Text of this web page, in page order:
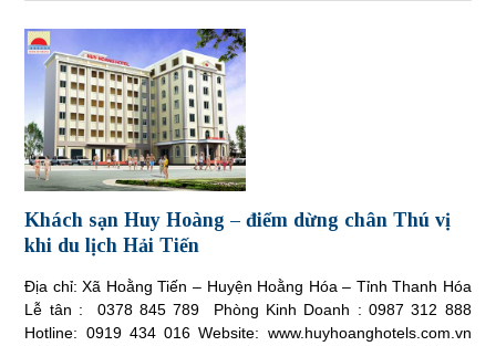
Khách sạn Huy Hoàng – điểm dừng chân Thú vị
khi du lịch Hải Tiến
Địa chỉ: Xã Hoằng Tiến – Huyện Hoằng Hóa – Tỉnh Thanh Hóa
Lễ tân : 0378 845 789 Phòng Kinh Doanh : 0987 312 888
Hotline: 0919 434 016 Website: www.huyhoanghotels.com.vn